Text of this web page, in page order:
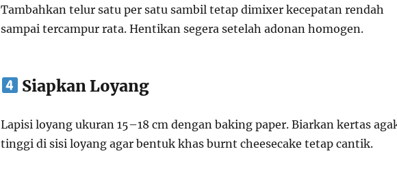
Tambahkan telur satu per satu sambil tetap dimixer kecepatan rendah
sampai tercampur rata. Hentikan segera setelah adonan homogen.
Siapkan Loyang
Lapisi loyang ukuran 15–18 cm dengan baking paper. Biarkan kertas
tinggi di sisi loyang agar bentuk khas burnt cheesecake tetap cantik.